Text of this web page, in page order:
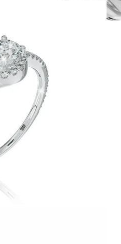
Twist Elegance.